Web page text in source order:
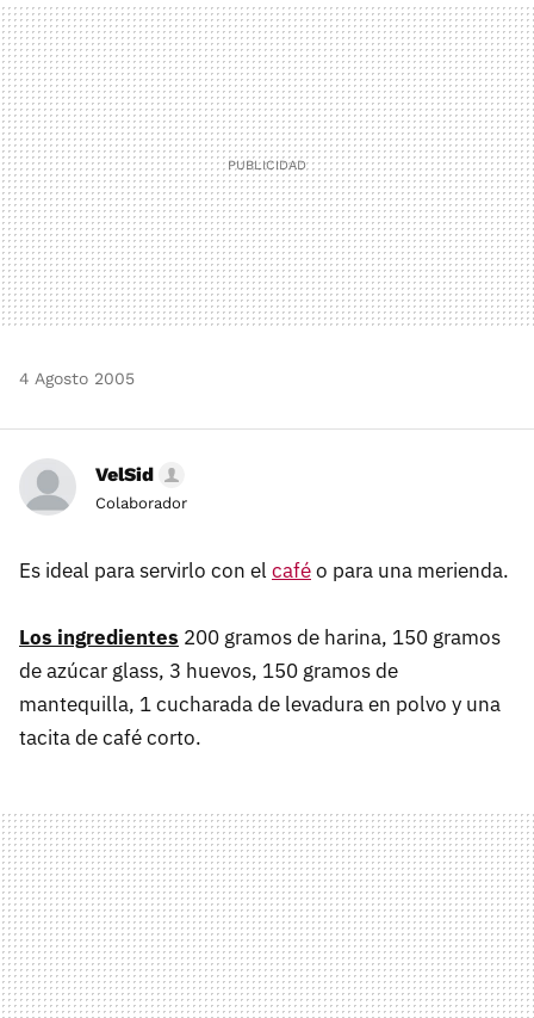
MAIL
4 Agosto 2005
VelSid
Colaborador
Es ideal para servirlo con el caféo para una merienda.
Los ingredientes 200 gramos de harina, 150 gramos
de azúcar glass, 3 huevos, 150 gramos de
mantequilla, 1 cucharada de levadura en polvo y una
tacita de café corto.